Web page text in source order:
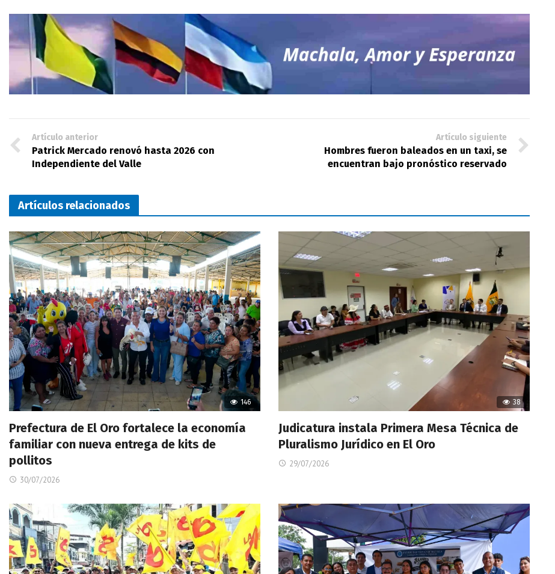
Artículo anterior
Patrick Mercado renovó hasta 2026 con
Independiente del Valle
Artículo siguiente
Hombres fueron baleados en un taxi, se
encuentran bajo pronóstico reservado
Artículos relacionados
146
Prefectura de El Oro fortalece la economía
familiar con nueva entrega de kits de
pollitos
30/07/2026
38
Judicatura instala Primera Mesa Técnica de
Pluralismo Jurídico en El Oro
29/07/2026